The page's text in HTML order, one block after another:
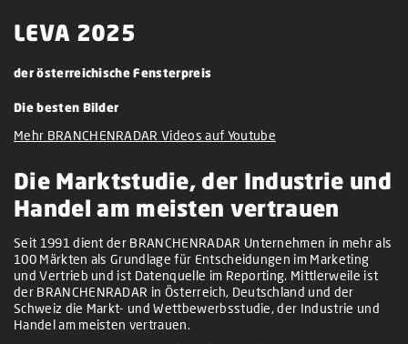
LEVA 2025
der österreichische Fensterpreis
Die besten Bilder
Mehr BRANCHENRADAR Videos auf Youtube
Die Marktstudie, der Industrie und
Handel am meisten vertrauen
Seit 1991 dient der BRANCHENRADAR Unternehmen in mehr als
100 Märkten als Grundlage für Entscheidungen im Marketing
und Vertrieb und ist Datenquelle im Reporting. Mittlerweile ist
der BRANCHENRADAR in Österreich, Deutschland und der
Schweiz die Markt- und Wettbewerbsstudie, der Industrie und
Handel am meisten vertrauen.